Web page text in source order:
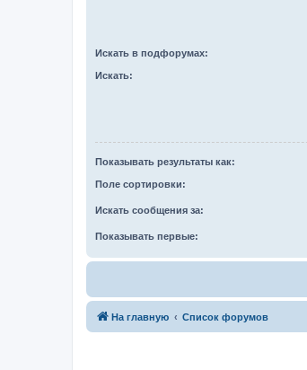
Искать в подфорумах:
Искать:
Показывать результаты как:
Поле сортировки:
Искать сообщения за:
Показывать первые:
На главную Список форумов